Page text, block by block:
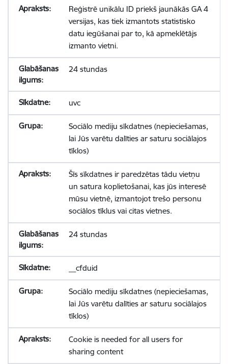
Reģistrē unikālu ID priekš jaunākās GA 4
versijas, kas tiek izmantots statistisko
datu iegūšanai par to, kā apmeklētājs
izmanto vietni.
24 stundas
uvc
Sociālo mediju sīkdatnes (nepieciešamas,
lai Jūs varētu dalīties ar saturu sociālajos
tīklos)
Šīs sīkdatnes ir paredzētas tādu vietņu
un satura koplietošanai, kas jūs interesē
mūsu vietnē, izmantojot trešo personu
sociālos tīklus vai citas vietnes.
24 stundas
__cfduid
Sociālo mediju sīkdatnes (nepieciešamas,
lai Jūs varētu dalīties ar saturu sociālajos
tīklos)
Cookie is needed for all users for
sharing content